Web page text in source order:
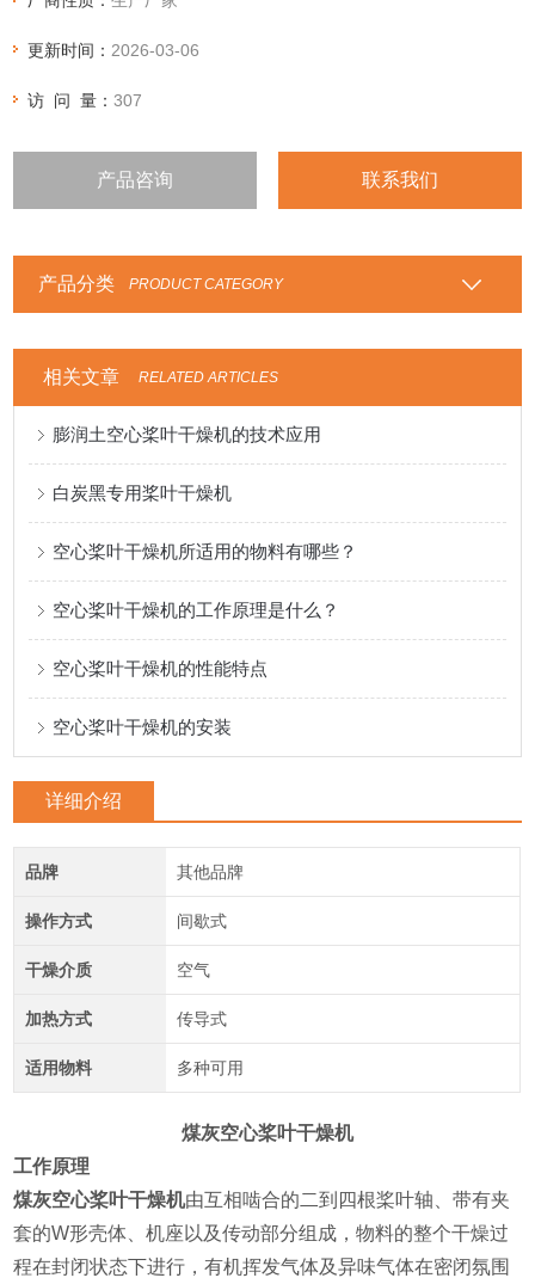
更新时间： 2026-03-06
访 问 量：307
产品咨询 联系我们
产品分类 PRODUCT CATEGORY
相关文章 RELATED ARTICLES
膨润土空心桨叶干燥机的技术应用
白炭黑专用桨叶干燥机
空心桨叶干燥机所适用的物料有哪些？
空心桨叶干燥机的工作原理是什么？
空心桨叶干燥机的性能特点
空心桨叶干燥机的安装
详细介绍
品牌 其他品牌
操作方式 间歇式
干燥介质 空气
加热方式 传导式
适用物料 多种可用
煤灰空心桨叶干燥机
工作原理
煤灰空心桨叶干燥机由互相啮合的二到四根桨叶轴、带有夹
套的W形壳体、机座以及传动部分组成，物料的整个干燥过
程在封闭状态下进行，有机挥发气体及异味气体在密闭氛围